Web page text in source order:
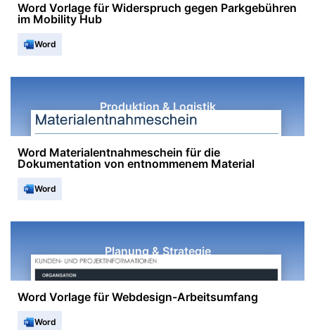
Word Vorlage für Widerspruch gegen Parkgebühren
im Mobility Hub
Word
Produktion & Logistik
Word Materialentnahmeschein für die
Dokumentation von entnommenem Material
Word
Planung & Strategie
Word Vorlage für Webdesign-Arbeitsumfang
Word